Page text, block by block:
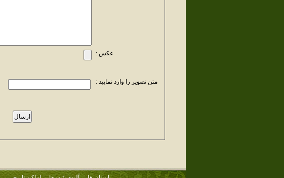
عکس :
متن تصویر را وارد نمایید :